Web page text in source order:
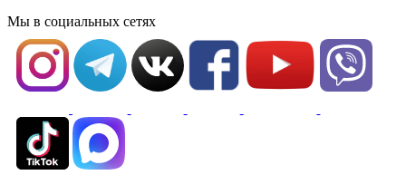
Мы в социальных сетях